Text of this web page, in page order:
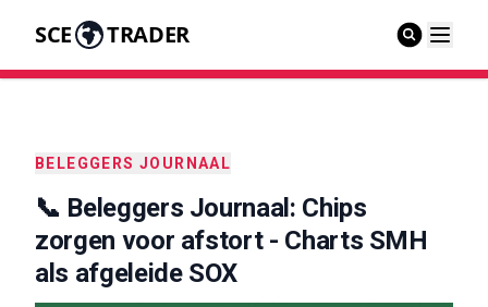
SCE TRADER
BELEGGERS JOURNAAL
📞 Beleggers Journaal: Chips
zorgen voor afstort - Charts SMH
als afgeleide SOX